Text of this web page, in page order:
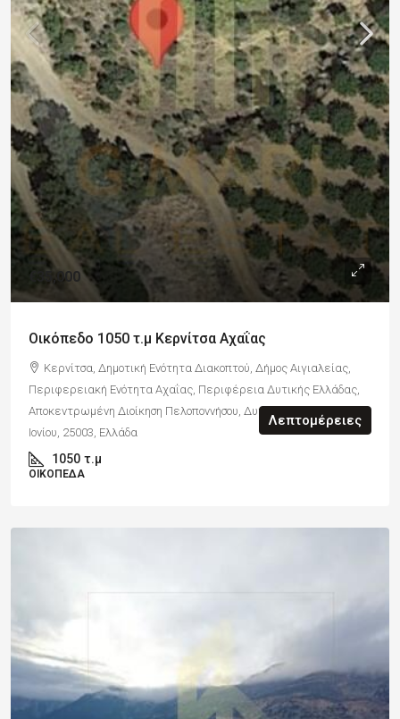
€35,000
Οικόπεδο 1050 τ.μ Κερνίτσα Αχαΐας
Κερνίτσα, Δημοτική Ενότητα Διακοπτού, Δήμος Αιγιαλείας,
Περιφερειακή Ενότητα Αχαΐας, Περιφέρεια Δυτικής Ελλάδας,
Αποκεντρωμένη Διοίκηση Πελοποννήσου, Δυτικής Ελλάδας και
Ιονίου, 25003, Ελλάδα
1050 τ.μ
ΟΙΚΌΠΕΔΑ
Λεπτομέρειες